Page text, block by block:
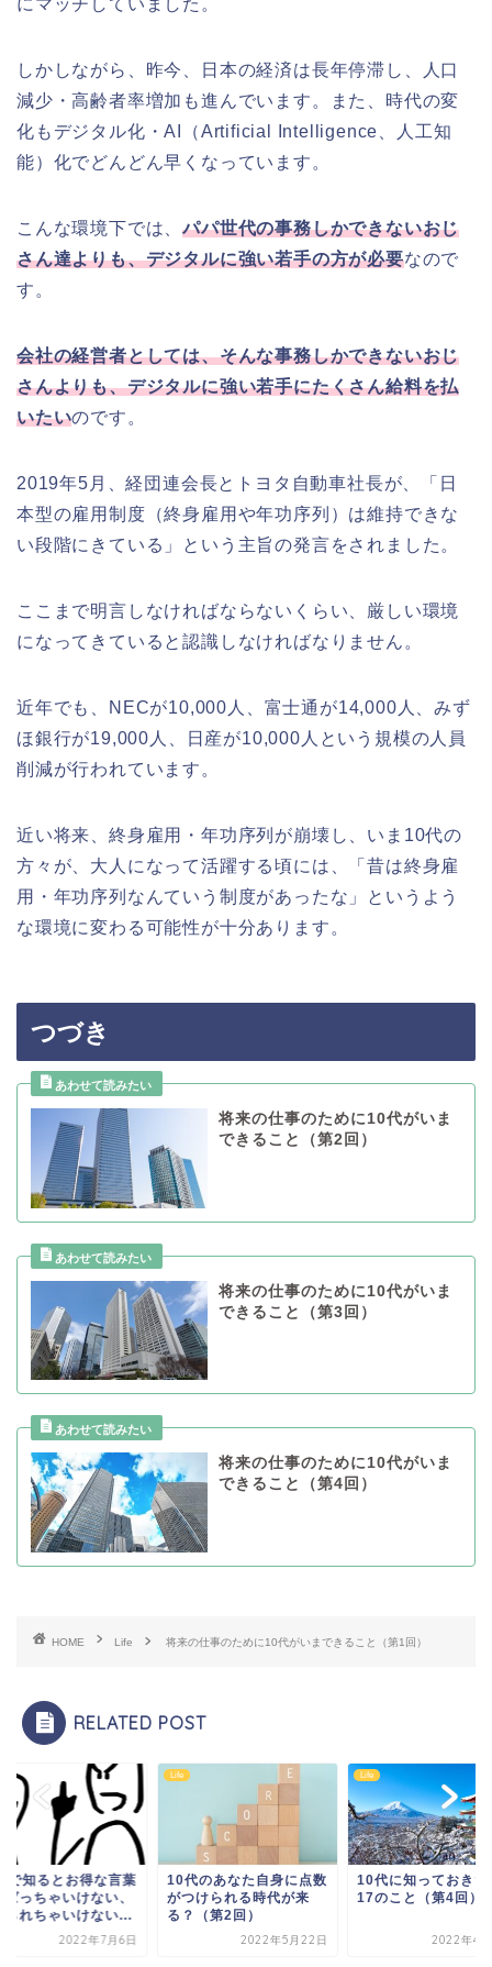
にマッチしていました。
しかしながら、昨今、日本の経済は長年停滞し、人口
減少・高齢者率増加も進んでいます。また、時代の変
化もデジタル化・AI（Artificial Intelligence、人工知
能）化でどんどん早くなっています。
こんな環境下では、パパ世代の事務しかできないおじ
さん達よりも、デジタルに強い若手の方が必要なので
す。
会社の経営者としては、そんな事務しかできないおじ
さんよりも、デジタルに強い若手にたくさん給料を払
いたいのです。
2019年5月、経団連会長とトヨタ自動車社長が、「日
本型の雇用制度（終身雇用や年功序列）は維持できな
い段階にきている」という主旨の発言をされました。
ここまで明言しなければならないくらい、厳しい環境
になってきていると認識しなければなりません。
近年でも、NECが10,000人、富士通が14,000人、みず
ほ銀行が19,000人、日産が10,000人という規模の人員
削減が行われています。
近い将来、終身雇用・年功序列が崩壊し、いま10代の
方々が、大人になって活躍する頃には、「昔は終身雇
用・年功序列なんていう制度があったな」というよう
な環境に変わる可能性が十分あります。
つづき
将来の仕事のために10代がいま
できること（第2回）
将来の仕事のために10代がいま
できること（第3回）
将来の仕事のために10代がいま
できること（第4回）
HOME Life 将来の仕事のために10代がいまできること（第1回）
RELATED POST
で知るとお得な言葉
ばっちゃいけない、
られちゃいけない...
2022年7月6日
Life
10代のあなた自身に点数
がつけられる時代が来
る？（第2回）
2022年5月22日
Life
10代に知っておきた
17のこと（第4回）
2022年4